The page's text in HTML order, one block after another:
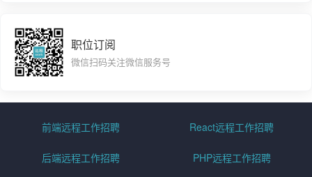
职位订阅
微信扫码关注微信服务号
前端远程工作招聘 React远程工作招聘
后端远程工作招聘 PHP远程工作招聘